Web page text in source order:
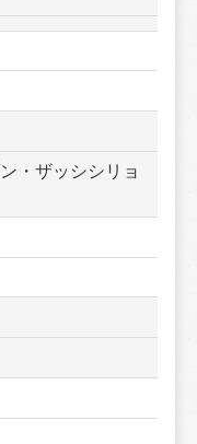
・ザッシシリョ